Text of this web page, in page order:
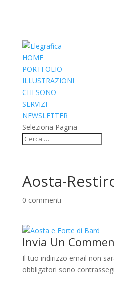
HOME
PORTFOLIO
ILLUSTRAZIONI
CHI SONO
SERVIZI
NEWSLETTER
Seleziona Pagina
Aosta-
0 commenti
Invia Un
Il tuo indirizzo email non
obbligatori sono